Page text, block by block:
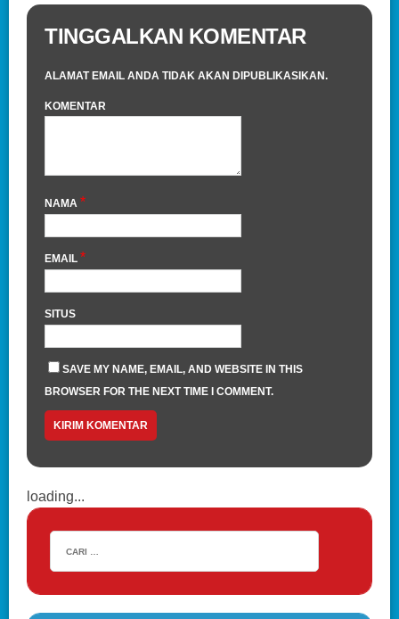
TINGGALKAN KOMENTAR
ALAMAT EMAIL ANDA TIDAK AKAN DIPUBLIKASIKAN.
KOMENTAR
NAMA *
EMAIL *
SITUS
SAVE MY NAME, EMAIL, AND WEBSITE IN THIS
BROWSER FOR THE NEXT TIME I COMMENT.
loading...